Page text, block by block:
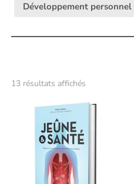
Développement personnel
13 résultats affichés
popularité